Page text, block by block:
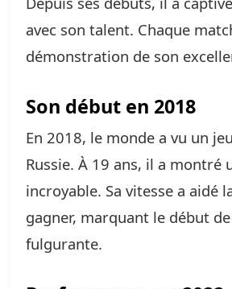
avec son talent. Chaque
démonstration de son
Son début en 2018
En 2018, le monde a vu un
Russie. À 19 ans, il a montré
incroyable. Sa vitesse a aidé
gagner, marquant le début
fulgurante.